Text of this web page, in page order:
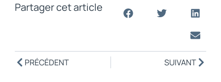
Partager cet article
PRÉCÉDENT SUIVANT